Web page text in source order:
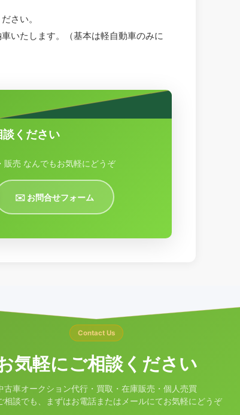
さい。
いたします。（基本は軽自動車のみに
ください
販売 なんでもお気軽にどうぞ
✉️ お問合せフォーム
Contact Us
気軽にご相談ください
古車オークション代行・買取・在庫販売・個人売買
相談でも、まずはお電話またはメールにてお気軽にどうぞ